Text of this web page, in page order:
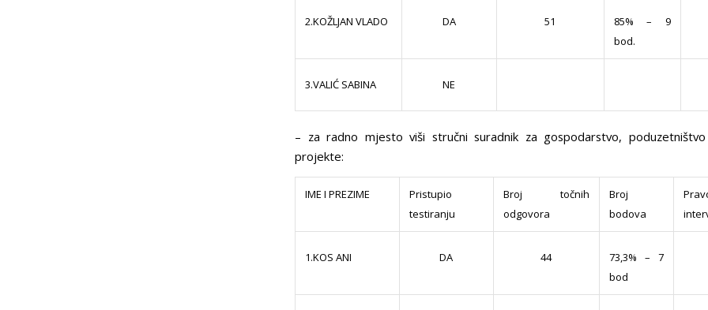
2.KOŽLJAN VLADO DA 51
85% – 9
bod.
3.VALIĆ SABINA NE
– za radno mjesto viši stručni suradnik za gospodarstvo,
projekte:
IME I PREZIME
Pristupio
testiranju
Broj točnih
odgovora
Broj
bodova
1.KOS ANI DA 44
73,3% – 7
bod